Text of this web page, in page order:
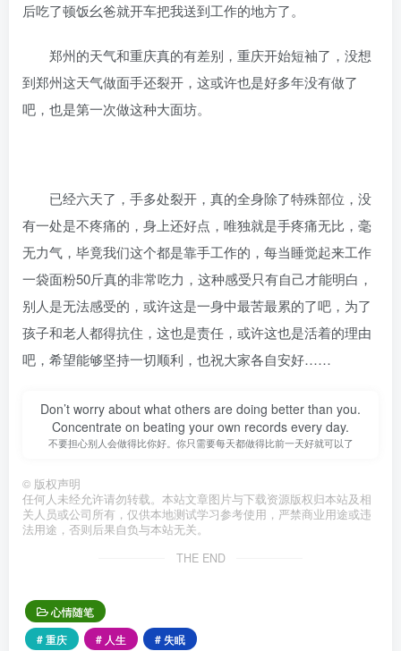
后吃了顿饭幺爸就开车把我送到工作的地方了。
郑州的天气和重庆真的有差别，重庆开始短袖了，没想
到郑州这天气做面手还裂开，这或许也是好多年没有做了
吧，也是第一次做这种大面坊。
已经六天了，手多处裂开，真的全身除了特殊部位，没
有一处是不疼痛的，身上还好点，唯独就是手疼痛无比，毫
无力气，毕竟我们这个都是靠手工作的，每当睡觉起来工作
一袋面粉50斤真的非常吃力，这种感受只有自己才能明白，
别人是无法感受的，或许这是一身中最苦最累的了吧，为了
孩子和老人都得抗住，这也是责任，或许这也是活着的理由
吧，希望能够坚持一切顺利，也祝大家各自安好……
Don’t worry about what others are doing better than you.
Concentrate on beating your own records every day.
不要担心别人会做得比你好。你只需要每天都做得比前一天好就可以了
© 版权声明
任何人未经允许请勿转载。本站文章图片与下载资源版权归本站及相
关人员或公司所有，仅供本地测试学习参考使用，严禁商业用途或违
法用途，否则后果自负与本站无关。
THE END
心情随笔
# 重庆
# 人生 # 失眠